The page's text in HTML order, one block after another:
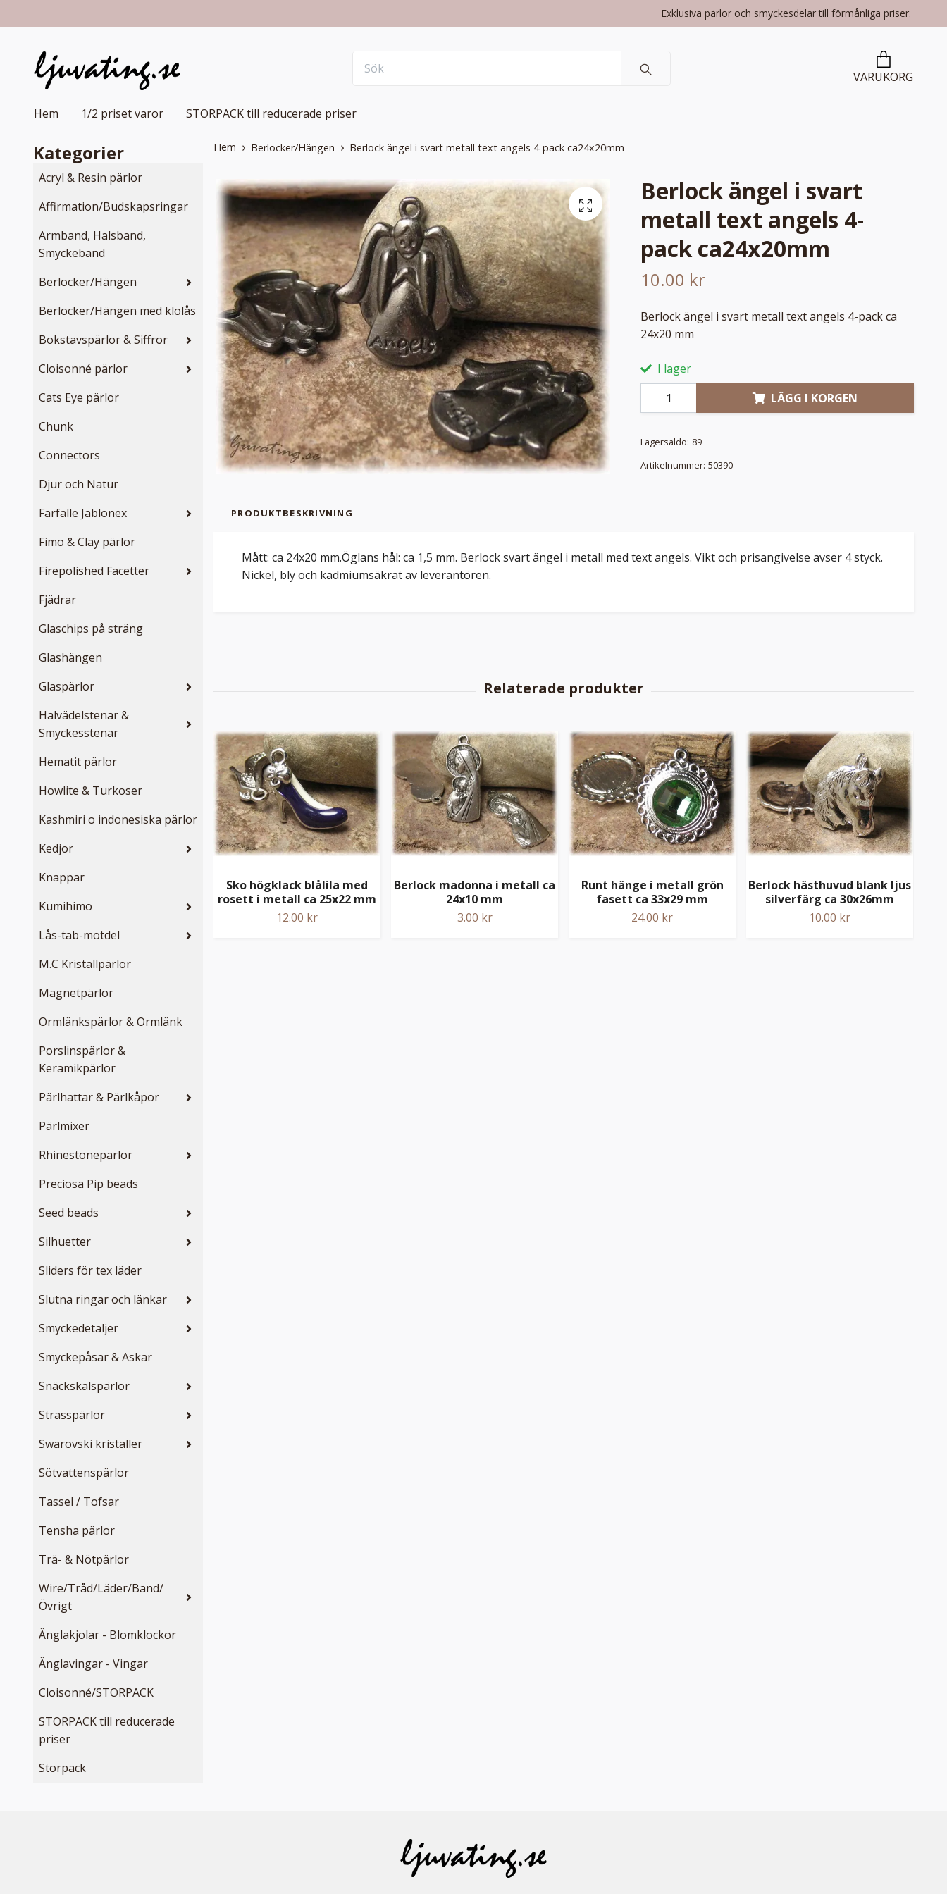
Exklusiva pärlor och smyckesdelar till förmånliga priser.
VARUKORG
Hem 1/2 priset varor STORPACK till reducerade priser
Kategorier
Acryl & Resin pärlor
Affirmation/Budskapsringar
Armband, Halsband,
Smyckeband
Berlocker/Hängen
Berlocker/Hängen med klolås
Bokstavspärlor & Siffror
Cloisonné pärlor
Cats Eye pärlor
Chunk
Connectors
Djur och Natur
Farfalle Jablonex
Fimo & Clay pärlor
Firepolished Facetter
Fjädrar
Glaschips på sträng
Glashängen
Glaspärlor
Halvädelstenar &
Smyckesstenar
Hematit pärlor
Howlite & Turkoser
Kashmiri o indonesiska pärlor
Kedjor
Knappar
Kumihimo
Lås-tab-motdel
M.C Kristallpärlor
Magnetpärlor
Ormlänkspärlor & Ormlänk
Porslinspärlor &
Keramikpärlor
Pärlhattar & Pärlkåpor
Pärlmixer
Rhinestonepärlor
Preciosa Pip beads
Seed beads
Silhuetter
Sliders för tex läder
Slutna ringar och länkar
Smyckedetaljer
Smyckepåsar & Askar
Snäckskalspärlor
Strasspärlor
Swarovski kristaller
Sötvattenspärlor
Tassel / Tofsar
Tensha pärlor
Trä- & Nötpärlor
Wire/Tråd/Läder/Band/
Övrigt
Änglakjolar - Blomklockor
Änglavingar - Vingar
Cloisonné/STORPACK
STORPACK till reducerade
priser
Storpack
Hem Berlocker/Hängen Berlock ängel i svart metall text angels 4-pack ca24x20mm
Berlock ängel i svart
metall text angels 4-
pack ca24x20mm
10.00 kr
Berlock ängel i svart metall text angels 4-pack ca
24x20 mm
I lager
LÄGG I KORGEN
Lagersaldo: 89
Artikelnummer: 50390
PRODUKTBESKRIVNING
Mått: ca 24x20 mm.Öglans hål: ca 1,5 mm. Berlock svart ängel i metall med text angels. Vikt och prisangivelse avser 4 styck.
Nickel, bly och kadmiumsäkrat av leverantören.
Sko högklack blålila med
rosett i metall ca 25x22 mm
12.00 kr
Berlock madonna i metall ca
24x10 mm
3.00 kr
Runt hänge i metall grön
fasett ca 33x29 mm
24.00 kr
Berlock hästhuvud blank ljus
silverfärg ca 30x26mm
10.00 kr